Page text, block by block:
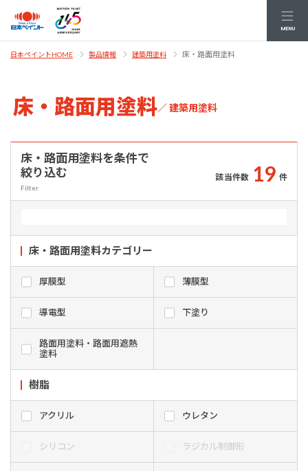
MENU
日本ペイントHOME 製品情報 建築用塗料 床・路面用塗料
床・路面用塗料／ 建築用塗料
床・路面用塗料を条件で
絞り込む
Filter
該当件数 19 件
床・路面用塗料カテゴリー
厚膜型 薄膜型
導電型 下塗り
路面用塗料・路面用遮熱
塗料
樹脂
アクリル ウレタン
シリコン ラジカル制御形